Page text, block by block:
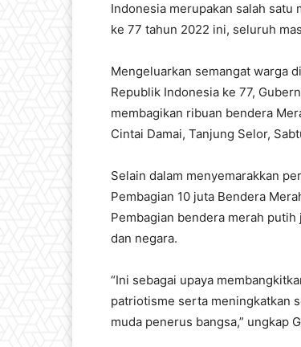
Indonesia merupakan salah satu
ke 77 tahun 2022 ini, seluruh
Mengeluarkan semangat warga
Republik Indonesia ke 77,
membagikan ribuan bendera
Cintai Damai, Tanjung Selor,
Selain dalam menyemarakkan
Pembagian 10 juta Bendera
Pembagian bendera merah
dan negara.
“Ini sebagai upaya
patriotisme serta meningkatkan
muda penerus bangsa,” ungkap